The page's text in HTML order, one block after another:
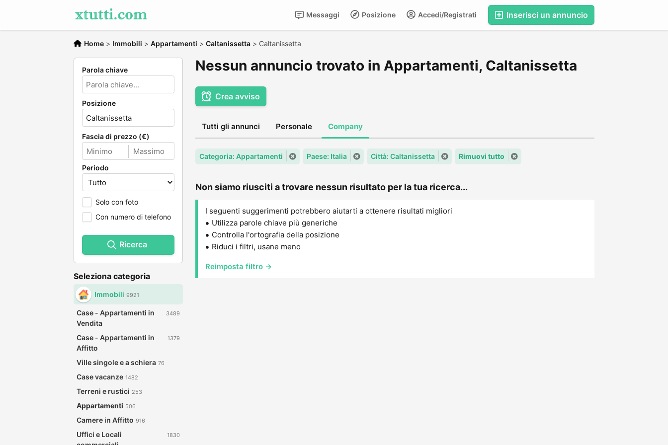
Inserisci un annuncio
Accedi/Registrati
Posizione
Messaggi
Home > Immobili > Appartamenti > Caltanissetta > Caltanissetta
Parola chiave
Posizione
Fascia di prezzo (€)
Periodo
Solo con foto
Con numero di telefono
Ricerca
Seleziona categoria
Immobili 9921
Case - Appartamenti in
Vendita
3489
Case - Appartamenti in
Affitto
1379
Ville singole e a schiera 76
Case vacanze 1482
Terreni e rustici 253
Appartamenti 506
Camere in Affitto 916
Uffici e Locali
1830
Nessun annuncio trovato in Appartamenti, Caltanissetta
Crea avviso
Tutti gli annunci Personale Company
Categoria: Appartamenti Paese: Italia Città: Caltanissetta Rimuovi tutto
Non siamo riusciti a trovare nessun risultato per la tua ricerca...
I seguenti suggerimenti potrebbero aiutarti a ottenere risultati migliori
Utilizza parole chiave più generiche
Controlla l'ortografia della posizione
Riduci i filtri, usane meno
Reimposta filtro →